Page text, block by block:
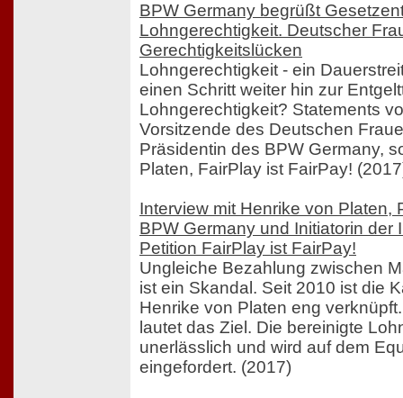
BPW Germany begrüßt
Lohngerechtigkeit. Deutscher
Gerechtigkeitslücken
Lohngerechtigkeit - ein
einen Schritt weiter hin zur
Lohngerechtigkeit? Statements
Vorsitzende des Deutschen
Präsidentin des BPW Germany,
Platen, FairPlay ist FairPay!
Interview mit Henrike von Platen,
BPW Germany und Initiatorin der
Petition FairPlay ist FairPay!
Ungleiche Bezahlung zwischen
ist ein Skandal. Seit 2010 ist die
Henrike von Platen eng
lautet das Ziel. Die bereinigte
unerlässlich und wird auf dem
eingefordert. (2017)